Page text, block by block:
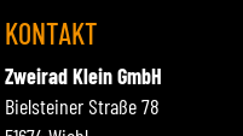
KONTAKT
Zweirad Klein GmbH
Bielsteiner Straße 78